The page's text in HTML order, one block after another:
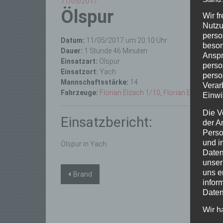
Ölspur
Datum: 11/05/2017 um 20:10 Uhr
Dauer: 1 Stunde 46 Minuten
Einsatzart: Ölspur
Einsatzort: Yach
Mannschaftsstärke: 14
Fahrzeuge: Florian Elzach 1/10, Florian Elzach 1/
Einsatzbericht:
Ölspur in Yach.
Beitragsnavigation
Brand
Wir
Die
der
und
uns
Wir